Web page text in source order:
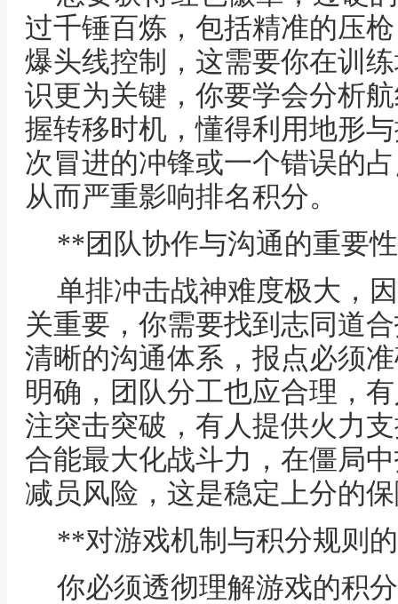
过千锤百炼，包括精准的压
爆头线控制，这需要你在训
识更为关键，你要学会分析
握转移时机，懂得利用地形
次冒进的冲锋或一个错误的
从而严重影响排名积分。
**团队协作与沟通的重要
单排冲击战神难度极大，
关重要，你需要找到志同道
清晰的沟通体系，报点必须
明确，团队分工也应合理，
注突击突破，有人提供火力
合能最大化战斗力，在僵局
减员风险，这是稳定上分的
**对游戏机制与积分规则
你必须透彻理解游戏的积